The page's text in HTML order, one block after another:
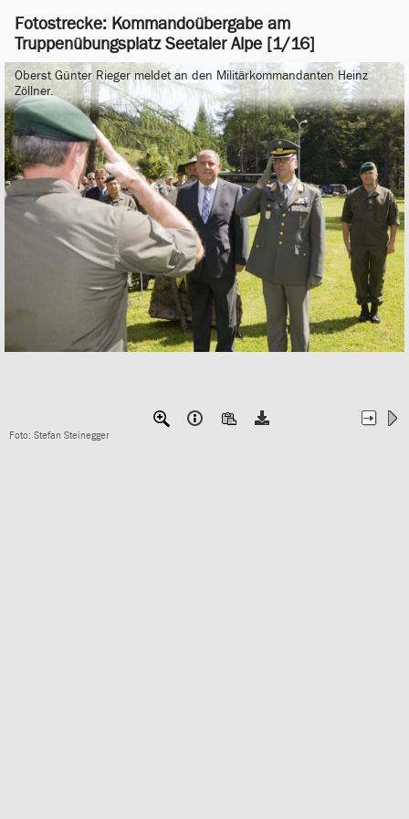
Fotostrecke: Kommandoübergabe am
Truppenübungsplatz Seetaler Alpe [1/16]
Oberst Günter Rieger meldet an den Militärkommandanten Heinz
Zöllner.
Foto: Stefan Steinegger